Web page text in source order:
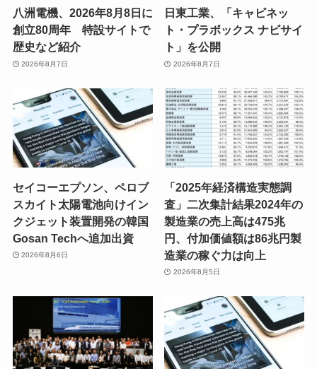
八洲電機、2026年8月8日に
創立80周年 特設サイトで
歴史など紹介
2026年8月7日
日東工業、「キャビネッ
ト・プラボックス ナビサイ
ト」を公開
2026年8月7日
セイコーエプソン、ペロブ
スカイト太陽電池向けイン
クジェット装置開発の韓国
Gosan Techへ追加出資
2026年8月6日
「2025年経済構造実態調
査」二次集計結果2024年の
製造業の売上高は475兆
円、付加価値額は86兆円製
造業の稼ぐ力は向上
2026年8月5日